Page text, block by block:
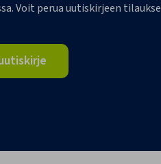
Voit perua uutiskirjeen